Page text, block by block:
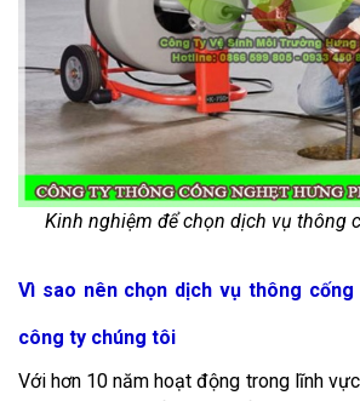
Kinh nghiệm để chọn dịch vụ thông
Vì sao nên chọn dịch vụ thông cống
công ty chúng tôi
Với hơn 10 năm hoạt động trong lĩnh